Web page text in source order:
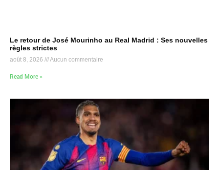
Le retour de José Mourinho au Real Madrid : Ses nouvelles
règles strictes
août 8, 2026 Aucun commentaire
Read More »